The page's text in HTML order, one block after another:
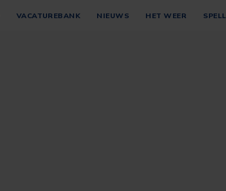
VACATUREBANK NIEUWS HET WEER